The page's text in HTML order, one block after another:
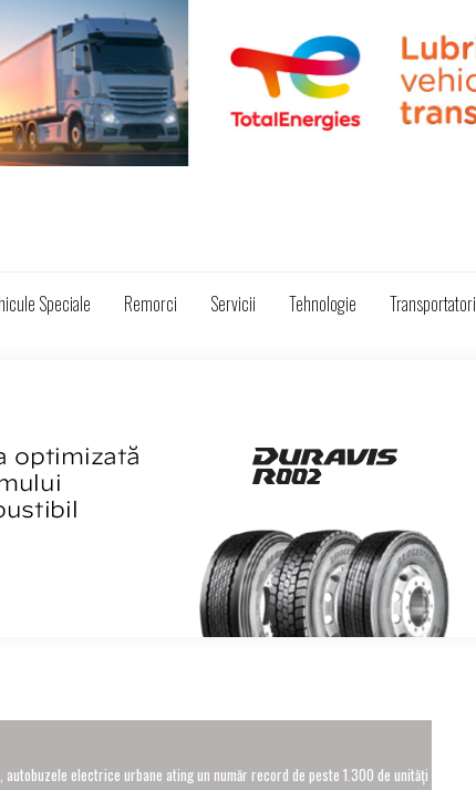
Speciale Remorci Servicii Tehnologie Transportatori
electrice urbane ating un număr record de peste 1.300 de unități